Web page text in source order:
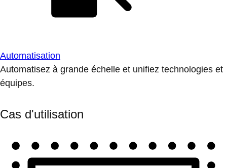
Automatisation
Automatisez à grande échelle et unifiez technologies et
équipes.
Cas d'utilisation